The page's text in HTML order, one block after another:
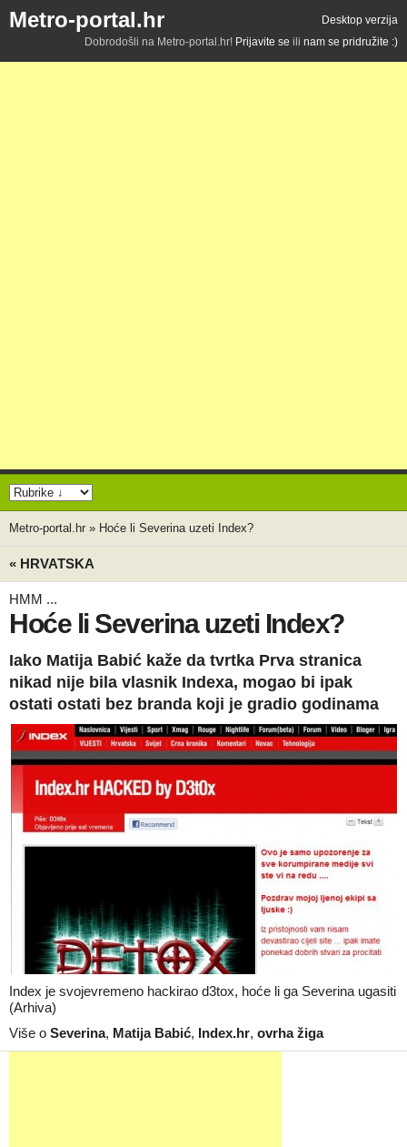
Metro-portal.hr
Desktop verzija
Dobrodošli na Metro-portal.hr! Prijavite se ili nam se pridružite :)
Metro-portal.hr » Hoće li Severina uzeti Index?
« HRVATSKA
HMM ...
Hoće li Severina uzeti Index?
Iako Matija Babić kaže da tvrtka Prva stranica
nikad nije bila vlasnik Indexa, mogao bi ipak
ostati ostati bez branda koji je gradio godinama
Index je svojevremeno hackirao d3tox, hoće li ga Severina ugasiti
(Arhiva)
Više o Severina, Matija Babić, Index.hr, ovrha žiga